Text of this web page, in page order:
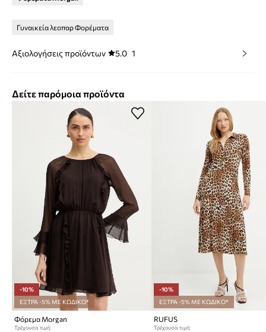
Γυναικεία λεοπαρ Φορέματα
Αξιολογήσεις προϊόντων 5.0 1
Δείτε παρόμοια προϊόντα
-10%
ΕΞΤΡΑ -5% ΜΕ ΚΩΔΙΚΟ*
Φόρεμα Morgan
Τρέχουσα τιμή:
-10%
ΕΞΤΡΑ -5% ΜΕ ΚΩΔΙΚΟ*
RUFUS
Τρέχουσα τιμή: